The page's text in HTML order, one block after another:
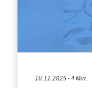
10.11.2025 - 4 Min.